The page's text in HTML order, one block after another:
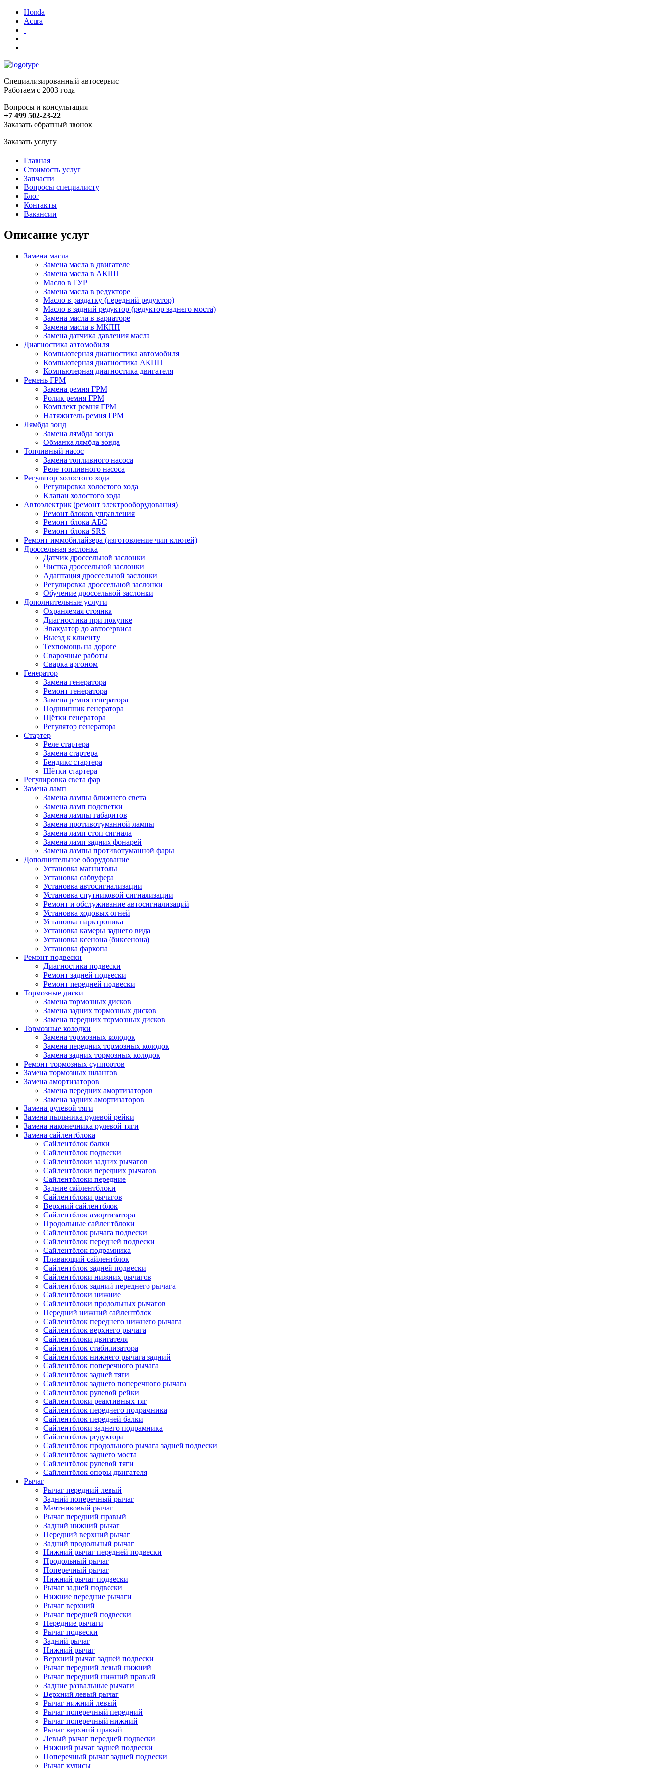
Honda
Acura
Специализированный автосервис
Работаем с 2003 года
Вопросы и консультация
+7 499 502-23-22
Заказать обратный звонок
Заказать услугу
Главная
Стоимость услуг
Запчасти
Вопросы специалисту
Блог
Контакты
Вакансии
Описание услуг
Замена масла
Замена масла в двигателе
Замена масла в АКПП
Масло в ГУР
Замена масла в редукторе
Масло в раздатку (передний редуктор)
Масло в задний редуктор (редуктор заднего моста)
Замена масла в вариаторе
Замена масла в МКПП
Замена датчика давления масла
Диагностика автомобиля
Компьютерная диагностика автомобиля
Компьютерная диагностика АКПП
Компьютерная диагностика двигателя
Ремень ГРМ
Замена ремня ГРМ
Ролик ремня ГРМ
Комплект ремня ГРМ
Натяжитель ремня ГРМ
Лямбда зонд
Замена лямбда зонда
Обманка лямбда зонда
Топливный насос
Замена топливного насоса
Реле топливного насоса
Регулятор холостого хода
Регулировка холостого хода
Клапан холостого хода
Автоэлектрик (ремонт электрооборудования)
Ремонт блоков управления
Ремонт блока АБС
Ремонт блока SRS
Ремонт иммобилайзера (изготовление чип ключей)
Дроссельная заслонка
Датчик дроссельной заслонки
Чистка дроссельной заслонки
Адаптация дроссельной заслонки
Регулировка дроссельной заслонки
Обучение дроссельной заслонки
Дополнительные услуги
Охраняемая стоянка
Диагностика при покупке
Эвакуатор до автосервиса
Выезд к клиенту
Техпомощь на дороге
Сварочные работы
Сварка аргоном
Генератор
Замена генератора
Ремонт генератора
Замена ремня генератора
Подшипник генератора
Щётки генератора
Регулятор генератора
Стартер
Реле стартера
Замена стартера
Бендикс стартера
Щётки стартера
Регулировка света фар
Замена ламп
Замена лампы ближнего света
Замена ламп подсветки
Замена лампы габаритов
Замена противотуманной лампы
Замена ламп стоп сигнала
Замена ламп задних фонарей
Замена лампы противотуманной фары
Дополнительное оборудование
Установка магнитолы
Установка сабвуфера
Установка автосигнализации
Установка спутниковой сигнализации
Ремонт и обслуживание автосигнализаций
Установка ходовых огней
Установка парктроника
Установка камеры заднего вида
Установка ксенона (биксенона)
Установка фаркопа
Ремонт подвески
Диагностика подвески
Ремонт задней подвески
Ремонт передней подвески
Тормозные диски
Замена тормозных дисков
Замена задних тормозных дисков
Замена передних тормозных дисков
Тормозные колодки
Замена тормозных колодок
Замена передних тормозных колодок
Замена задних тормозных колодок
Ремонт тормозных суппортов
Замена тормозных шлангов
Замена амортизаторов
Замена передних амортизаторов
Замена задних амортизаторов
Замена рулевой тяги
Замена пыльника рулевой рейки
Замена наконечника рулевой тяги
Замена сайлентблока
Сайлентблок балки
Сайлентблок подвески
Сайлентблоки задних рычагов
Сайлентблоки передних рычагов
Сайлентблоки передние
Задние сайлентблоки
Сайлентблоки рычагов
Верхний сайлентблок
Сайлентблок амортизатора
Продольные сайлентблоки
Сайлентблок рычага подвески
Сайлентблок передней подвески
Сайлентблок подрамника
Плавающий сайлентблок
Сайлентблок задней подвески
Сайлентблоки нижних рычагов
Сайлентблок задний переднего рычага
Сайлентблоки нижние
Сайлентблоки продольных рычагов
Передний нижний сайлентблок
Сайлентблок переднего нижнего рычага
Сайлентблок верхнего рычага
Сайлентблоки двигателя
Сайлентблок стабилизатора
Сайлентблок нижнего рычага задний
Сайлентблок поперечного рычага
Сайлентблок задней тяги
Сайлентблок заднего поперечного рычага
Сайлентблок рулевой рейки
Сайлентблоки реактивных тяг
Сайлентблок переднего подрамника
Сайлентблок передней балки
Сайлентблоки заднего подрамника
Сайлентблок редуктора
Сайлентблок продольного рычага задней подвески
Сайлентблок заднего моста
Сайлентблок рулевой тяги
Сайлентблок опоры двигателя
Рычаг
Рычаг передний левый
Задний поперечный рычаг
Маятниковый рычаг
Рычаг передний правый
Задний нижний рычаг
Передний верхний рычаг
Задний продольный рычаг
Нижний рычаг передней подвески
Продольный рычаг
Поперечный рычаг
Нижний рычаг подвески
Рычаг задней подвески
Нижние передние рычаги
Рычаг верхний
Рычаг передней подвески
Передние рычаги
Рычаг подвески
Задний рычаг
Нижний рычаг
Верхний рычаг задней подвески
Рычаг передний левый нижний
Рычаг передний нижний правый
Задние развальные рычаги
Верхний левый рычаг
Рычаг нижний левый
Рычаг поперечный передний
Рычаг поперечный нижний
Рычаг верхний правый
Левый рычаг передней подвески
Нижний рычаг задней подвески
Поперечный рычаг задней подвески
Рычаг кулисы